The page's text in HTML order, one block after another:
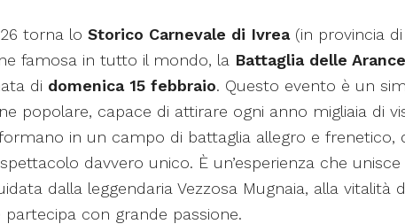
torna lo Storico Carnevale di Ivrea(in provincia di
famosa in tutto il mondo, la Battaglia delle Arance
di domenica 15 febbraio. Questo evento è un
popolare, capace di attirare ogni anno migliaia di
in un campo di battaglia allegro e frenetico,
davvero unico. È un’esperienza che unisce
dalla leggendaria Vezzosa Mugnaia, alla vitalità
con grande passione.